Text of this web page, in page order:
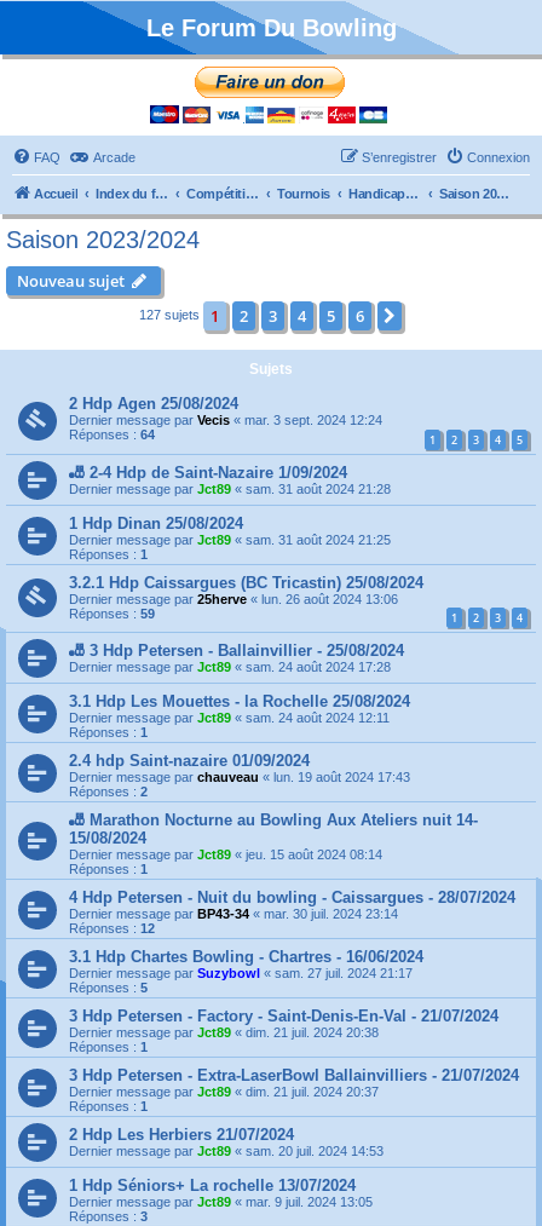
Le Forum Du Bowling
FAQ Arcade Connexion
S’enregistrer
Accueil Index du forum Compétitions Tournois Handicaps et TTMP Saison 2023/2024
Saison 2023/2024
Nouveau sujet
127 sujets 1 2 3 4 5 6
Sujets
2 Hdp Agen 25/08/2024
Dernier message par Vecis « mar. 3 sept. 2024 12:24
Réponses : 64 1 2 3 4 5
🎳 2-4 Hdp de Saint-Nazaire 1/09/2024
Dernier message par Jct89 « sam. 31 août 2024 21:28
1 Hdp Dinan 25/08/2024
Dernier message par Jct89 « sam. 31 août 2024 21:25
Réponses : 1
3.2.1 Hdp Caissargues (BC Tricastin) 25/08/2024
Dernier message par 25herve « lun. 26 août 2024 13:06
Réponses : 59 1 2 3 4
🎳 3 Hdp Petersen - Ballainvillier - 25/08/2024
Dernier message par Jct89 « sam. 24 août 2024 17:28
3.1 Hdp Les Mouettes - la Rochelle 25/08/2024
Dernier message par Jct89 « sam. 24 août 2024 12:11
Réponses : 1
2.4 hdp Saint-nazaire 01/09/2024
Dernier message par chauveau « lun. 19 août 2024 17:43
Réponses : 2
🎳 Marathon Nocturne au Bowling Aux Ateliers nuit 14-
15/08/2024
Dernier message par Jct89 « jeu. 15 août 2024 08:14
Réponses : 1
4 Hdp Petersen - Nuit du bowling - Caissargues - 28/07/2024
Dernier message par BP43-34 « mar. 30 juil. 2024 23:14
Réponses : 12
3.1 Hdp Chartes Bowling - Chartres - 16/06/2024
Dernier message par Suzybowl « sam. 27 juil. 2024 21:17
Réponses : 5
3 Hdp Petersen - Factory - Saint-Denis-En-Val - 21/07/2024
Dernier message par Jct89 « dim. 21 juil. 2024 20:38
Réponses : 1
3 Hdp Petersen - Extra-LaserBowl Ballainvilliers - 21/07/2024
Dernier message par Jct89 « dim. 21 juil. 2024 20:37
Réponses : 1
2 Hdp Les Herbiers 21/07/2024
Dernier message par Jct89 « sam. 20 juil. 2024 14:53
1 Hdp Séniors+ La rochelle 13/07/2024
Dernier message par Jct89 « mar. 9 juil. 2024 13:05
Réponses : 3